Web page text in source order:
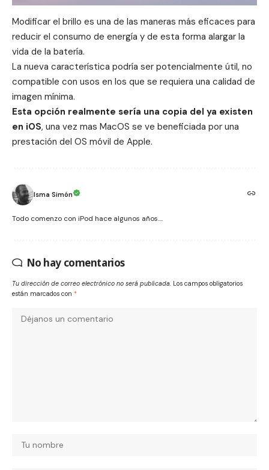
Modificar el brillo es una de las maneras más eficaces para
reducir el consumo de energía y de esta forma alargar la
vida de la batería.
La nueva característica podría ser potencialmente útil, no
compatible con usos en los que se requiera una calidad de
imagen mínima.
Esta opción realmente sería una copia del ya existen
en iOS, una vez mas MacOS se ve beneficiada por una
prestación del OS móvil de Apple.
Isma Simón
Todo comenzo con iPod hace algunos años....
No hay comentarios
Tu dirección de correo electrónico no será publicada. Los campos obligatorios
están marcados con *